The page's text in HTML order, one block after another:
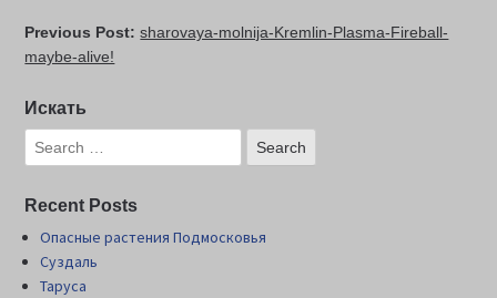
Previous Post:sharovaya-molnija-Kremlin-Plasma-Fireball-
maybe-alive!
Искать
Recent Posts
Опасные растения Подмосковья
Суздаль
Таруса